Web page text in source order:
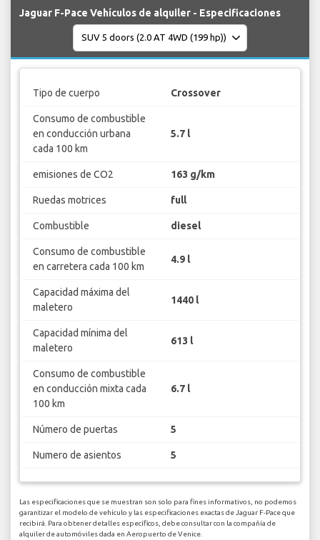
Jaguar F-Pace Vehículos de alquiler - Especificaciones
Tipo de cuerpo Crossover
Consumo de combustible
en conducción urbana
cada 100 km
5.7 l
emisiones de CO2 163 g/km
Ruedas motrices full
Combustible diesel
Consumo de combustible
en carretera cada 100 km
4.9 l
Capacidad máxima del
maletero
1440 l
Capacidad mínima del
maletero
613 l
Consumo de combustible
en conducción mixta cada
100 km
6.7 l
Número de puertas 5
Numero de asientos 5
Las especificaciones que se muestran son solo para fines informativos, no podemos
garantizar el modelo de vehículo y las especificaciones exactas de Jaguar F-Pace que
recibirá. Para obtener detalles específicos, debe consultar con la compañía de
alquiler de automóviles dada en Aeropuerto de Venice.